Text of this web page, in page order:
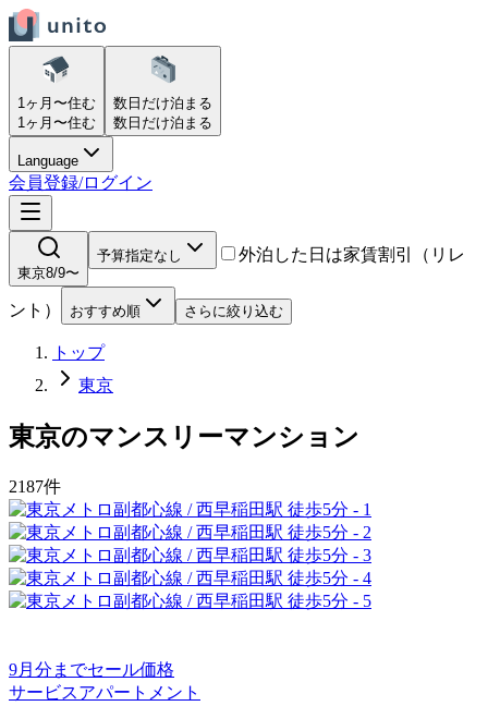
1ヶ月〜住む
1ヶ月〜住む
数日だけ泊まる
数日だけ泊まる
Language
会員登録/ログイン
東京8/9〜
予算指定なし 外泊した日は家賃割引（リレ
ント） おすすめ順 さらに絞り込む
トップ
東京
東京のマンスリーマンション
2187件
9月分までセール価格
サービスアパートメント